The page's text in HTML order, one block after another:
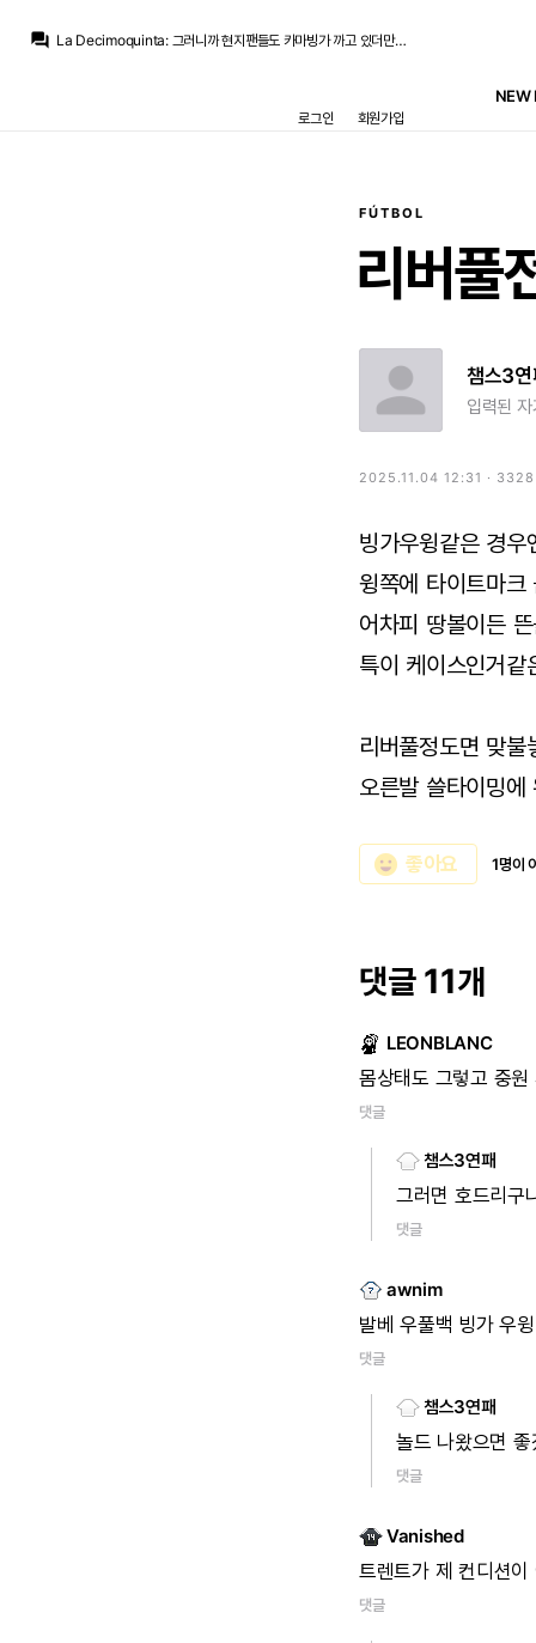
question_answer La Decimoquinta: 그러니까 현지팬들도 카마빙가 까고 있더만요 SNS에다가
"구단은 현재 선수단이 모든 대회에서 경쟁력이 있다고 믿고 있어"
NEW
로그인 회원가입
FÚTBOL
리버풀
챔스3연
입력된
2025.11.04 12:31 · 3328
빙가우윙같은 경우
윙쪽에 타이트마
어차피 땅볼이든
특이 케이스인거
리버풀정도면 맞
오른발 쓸타이밍
emoji_emotions 좋아요 1명이
댓글 11개
LEONBLANC
몸상태도 그렇고 중원
댓글
챔스3연패
그러면 호드리구
댓글
awnim
발베 우풀백 빙가 우윙
댓글
챔스3연패
놀드 나왔으면 좋
댓글
Vanished
트렌트가 제 컨디션이
댓글